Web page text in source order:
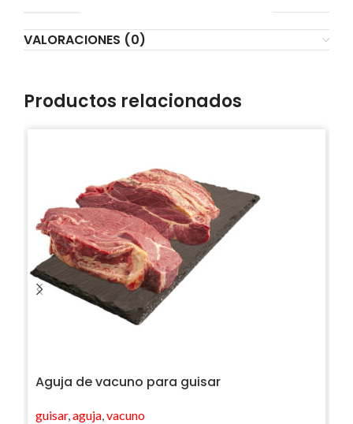
VALORACIONES (0)
Productos relacionados
Aguja de vacuno para guisar
guisar,aguja,vacuno